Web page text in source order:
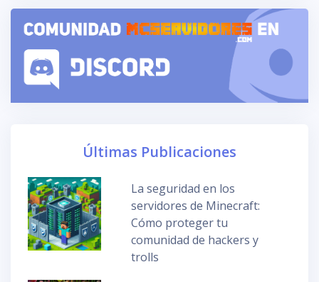
Últimas Publicaciones
La seguridad en los
servidores de Minecraft:
Cómo proteger tu
comunidad de hackers y
trolls